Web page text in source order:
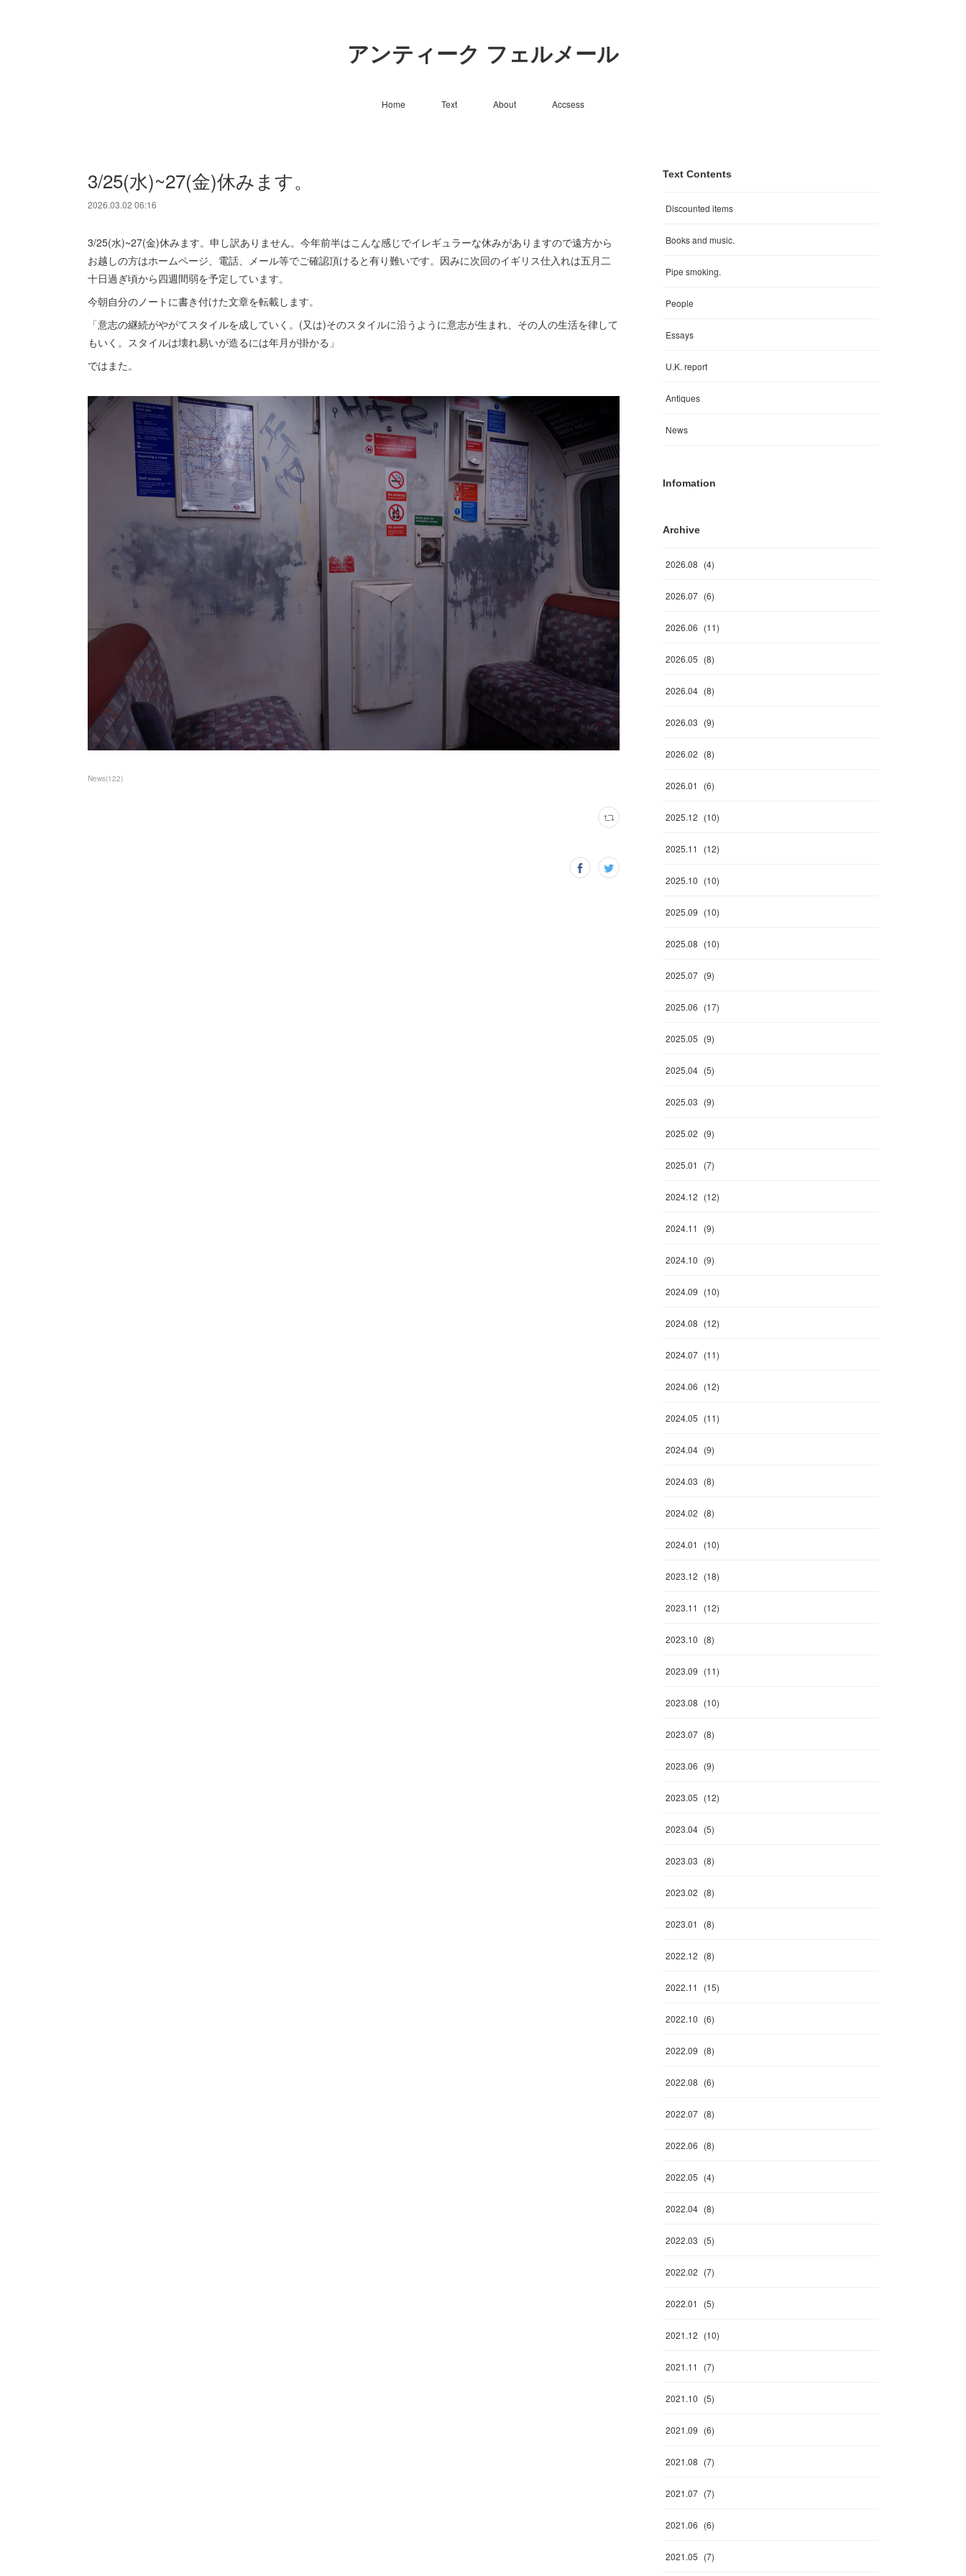
アンティーク フェルメール
Home Text About Accsess
3/25(水)~27(金)休みます。
2026.03.02 06:16
3/25(水)~27(金)休みます。申し訳ありません。今年前半はこんな感じでイレギュラーな休みがありますので遠方から
お越しの方はホームページ、電話、メール等でご確認頂けると有り難いです。因みに次回のイギリス仕入れは五月二
十日過ぎ頃から四週間弱を予定しています。
今朝自分のノートに書き付けた文章を転載します。
「意志の継続がやがてスタイルを成していく。(又は)そのスタイルに沿うように意志が生まれ、その人の生活を律して
もいく。スタイルは壊れ易いが造るには年月が掛かる」
ではまた。
News(122)
Text Contents
Discounted items
Books and music.
Pipe smoking.
People
Essays
U.K. report
Antiques
News
Infomation
Archive
2026.08 (4)
2026.07 (6)
2026.06 (11)
2026.05 (8)
2026.04 (8)
2026.03 (9)
2026.02 (8)
2026.01 (6)
2025.12 (10)
2025.11 (12)
2025.10 (10)
2025.09 (10)
2025.08 (10)
2025.07 (9)
2025.06 (17)
2025.05 (9)
2025.04 (5)
2025.03 (9)
2025.02 (9)
2025.01 (7)
2024.12 (12)
2024.11 (9)
2024.10 (9)
2024.09 (10)
2024.08 (12)
2024.07 (11)
2024.06 (12)
2024.05 (11)
2024.04 (9)
2024.03 (8)
2024.02 (8)
2024.01 (10)
2023.12 (18)
2023.11 (12)
2023.10 (8)
2023.09 (11)
2023.08 (10)
2023.07 (8)
2023.06 (9)
2023.05 (12)
2023.04 (5)
2023.03 (8)
2023.02 (8)
2023.01 (8)
2022.12 (8)
2022.11 (15)
2022.10 (6)
2022.09 (8)
2022.08 (6)
2022.07 (8)
2022.06 (8)
2022.05 (4)
2022.04 (8)
2022.03 (5)
2022.02 (7)
2022.01 (5)
2021.12 (10)
2021.11 (7)
2021.10 (5)
2021.09 (6)
2021.08 (7)
2021.07 (7)
2021.06 (6)
2021.05 (7)